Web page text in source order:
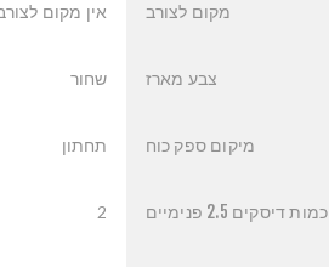
מקום לצורב אין מקום
צבע מארז שחור
מיקום ספק כוח תחתון
כמות דיסקים 2.5 פנימיים 2